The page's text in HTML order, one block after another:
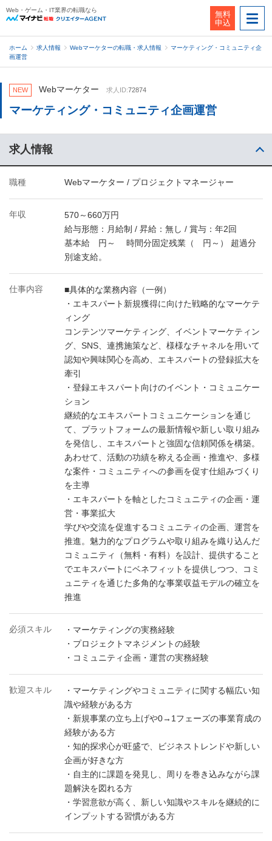
Web・ゲーム・IT業界の転職なら
無料
申込
ホーム 求人情報 Webマーケターの転職・求人情報
マーケティング・コミュニティ企
画運営
NEW Webマーケター 求人ID:72874
マーケティング・コミュニティ企画運営
求人情報
職種 Webマーケター / プロジェクトマネージャー
年収
570～660万円
給与形態：月給制 / 昇給：無し / 賞与：年2回
基本給 円～ 時間分固定残業（ 円～） 超過分
別途支給。
仕事内容
■具体的な業務内容（一例）
・エキスパート新規獲得に向けた戦略的なマーケテ
ィング
コンテンツマーケティング、イベントマーケティン
グ、SNS、連携施策など、様様なチャネルを用いて
認知や興味関心を高め、エキスパートの登録拡大を
牽引
・登録エキスパート向けのイベント・コミュニケー
ション
継続的なエキスパートコミュニケーションを通じ
て、プラットフォームの最新情報や新しい取り組み
を発信し、エキスパートと強固な信頼関係を構築。
あわせて、活動の功績を称える企画・推進や、多様
な案件・コミュニティへの参画を促す仕組みづくり
を主導
・エキスパートを軸としたコミュニティの企画・運
営・事業拡大
学びや交流を促進するコミュニティの企画、運営を
推進。魅力的なプログラムや取り組みを織り込んだ
コミュニティ（無料・有料）を設計、提供すること
でエキスパートにベネフィットを提供しつつ、コミ
ュニティを通じた多角的な事業収益モデルの確立を
推進
必須スキル
・マーケティングの実務経験
・プロジェクトマネジメントの経験
・コミュニティ企画・運営の実務経験
歓迎スキル
・マーケティングやコミュニティに関する幅広い知
識や経験がある方
・新規事業の立ち上げや0→1フェーズの事業育成の
経験がある方
・知的探求心が旺盛で、ビジネストレンドや新しい
企画が好きな方
・自主的に課題を発見し、周りを巻き込みながら課
題解決を図れる方
・学習意欲が高く、新しい知識やスキルを継続的に
インプットする習慣がある方